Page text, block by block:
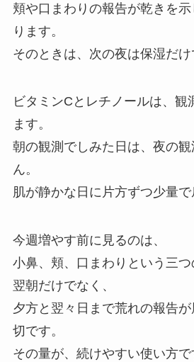
頬や口まわりの報告が乾きを
ります。
そのときは、次の夜は保湿だけ
ビタミンCとレチノールは、観
ます。
朝の観測でしみた日は、夜の
ん。
肌が静かな日に片方ずつ少量で
今週増やす前に見るのは、
小鼻、頬、口まわりという三つ
翌朝だけでなく、
夕方と翌々日まで荒れの報告
切です。
その量が、続けやすい使い方で